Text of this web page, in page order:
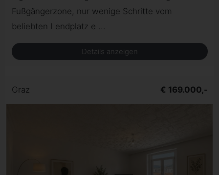
Fußgängerzone, nur wenige Schritte vom
beliebten Lendplatz e ...
Details anzeigen
Graz € 169.000,-